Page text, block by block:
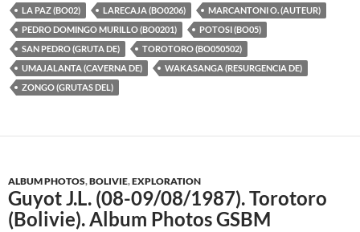
LA PAZ (BO02)
LARECAJA (BO0206)
MARCANTONI O. (AUTEUR)
PEDRO DOMINGO MURILLO (BO0201)
POTOSI (BO05)
SAN PEDRO (GRUTA DE)
TOROTORO (BO050502)
UMAJALANTA (CAVERNA DE)
WAKASANGA (RESURGENCIA DE)
ZONGO (GRUTAS DEL)
ALBUM PHOTOS,BOLIVIE,EXPLORATION
Guyot J.L. (08-09/08/1987). Torotoro
(Bolivie). Album Photos GSBM